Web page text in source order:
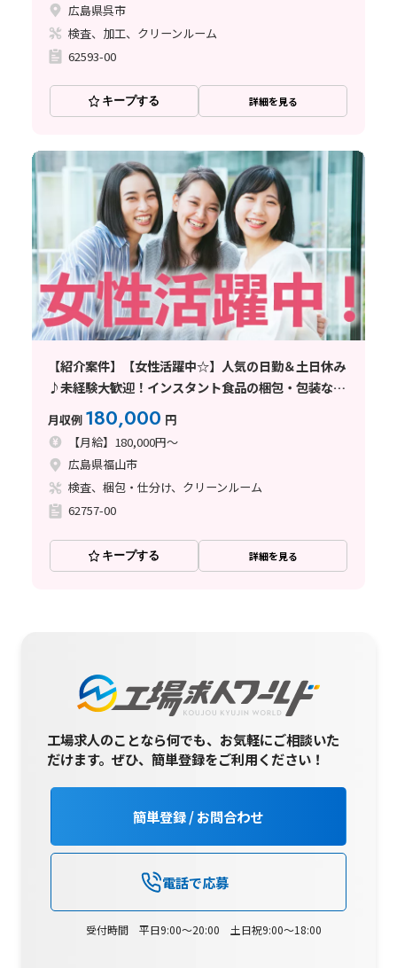
広島県呉市
検査、加工、クリーンルーム
62593-00
キープする 詳細を見る
【紹介案件】【女性活躍中☆】人気の日勤＆土日休み
♪未経験大歓迎！インスタント食品の梱包・包装など
月収例 180,000 円
【月給】180,000円～
広島県福山市
検査、梱包・仕分け、クリーンルーム
62757-00
キープする 詳細を見る
工場求人のことなら何でも、お気軽にご相談いた
だけます。ぜひ、簡単登録をご利用ください！
簡単登録 / お問合わせ
電話で応募
受付時間 平日9:00～20:00 土日祝9:00～18:00